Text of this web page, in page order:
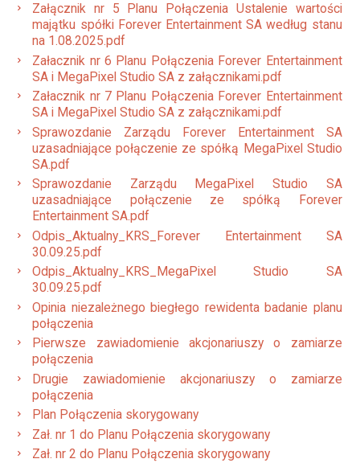
Załącznik nr 5 Planu Połączenia Ustalenie wartości
majątku spółki Forever Entertainment SA według stanu
na 1.08.2025.pdf
Załacznik nr 6 Planu Połączenia Forever Entertainment
SA i MegaPixel Studio SA z załącznikami.pdf
Załacznik nr 7 Planu Połączenia Forever Entertainment
SA i MegaPixel Studio SA z załącznikami.pdf
Sprawozdanie Zarządu Forever Entertainment SA
uzasadniające połączenie ze spółką MegaPixel Studio
SA.pdf
Sprawozdanie Zarządu MegaPixel Studio SA
uzasadniające połączenie ze spółką Forever
Entertainment SA.pdf
Odpis_Aktualny_KRS_Forever Entertainment SA
30.09.25.pdf
Odpis_Aktualny_KRS_MegaPixel Studio SA
30.09.25.pdf
Opinia niezależnego biegłego rewidenta badanie planu
połączenia
Pierwsze zawiadomienie akcjonariuszy o zamiarze
połączenia
Drugie zawiadomienie akcjonariuszy o zamiarze
połączenia
Plan Połączenia skorygowany
Zał. nr 1 do Planu Połączenia skorygowany
Zał. nr 2 do Planu Połączenia skorygowany